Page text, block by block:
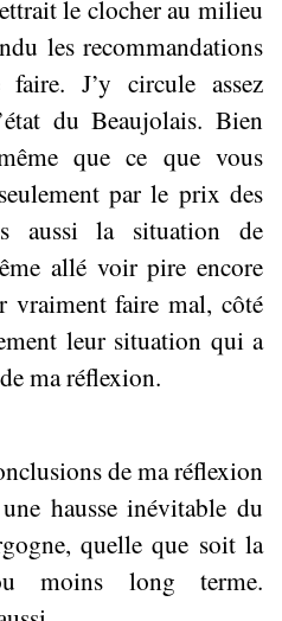
le clocher au milieu
les recommandations
J’y circule assez
du Beaujolais. Bien
que ce que vous
par le prix des
aussi la situation de
allé voir pire encore
vraiment faire mal, côté
leur situation qui a
ma réflexion.
de ma réflexion
hausse inévitable du
quelle que soit la
moins long terme.